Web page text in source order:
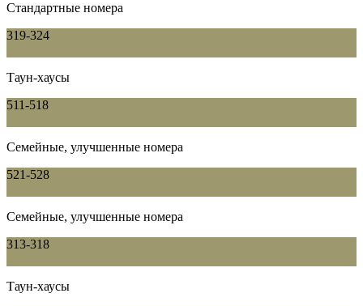
Стандартные номера
319-324
Таун-хаусы
511-518
Семейные, улучшенные номера
521-528
Семейные, улучшенные номера
313-318
Таун-хаусы